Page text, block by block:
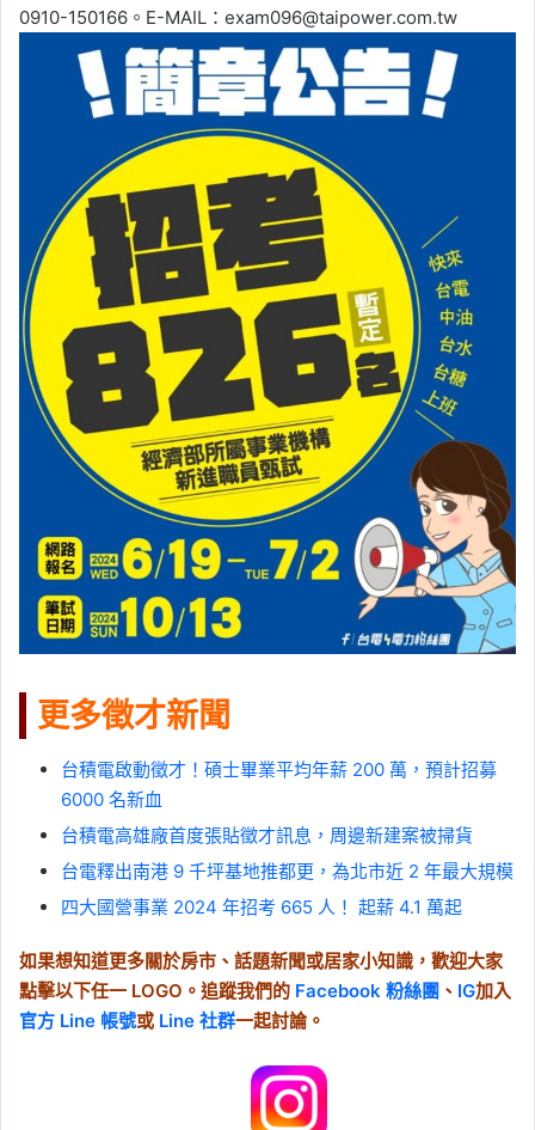
0910-150166。E-MAIL： exam096@taipower.com.tw
更多徵才新聞
台積電啟動徵才！碩士畢業平均年薪 200 萬，預計招募
6000 名新血
台積電高雄廠首度張貼徵才訊息，周邊新建案被掃貨
台電釋出南港 9 千坪基地推都更，為北市近 2 年最大規模
四大國營事業 2024 年招考 665 人！ 起薪 4.1 萬起
如果想知道更多關於房市、話題新聞或居家小知識，歡迎大家
點擊以下任一 LOGO。追蹤我們的 Facebook 粉絲團 、 IG加入
官方 Line 帳號或 Line 社群一起討論。